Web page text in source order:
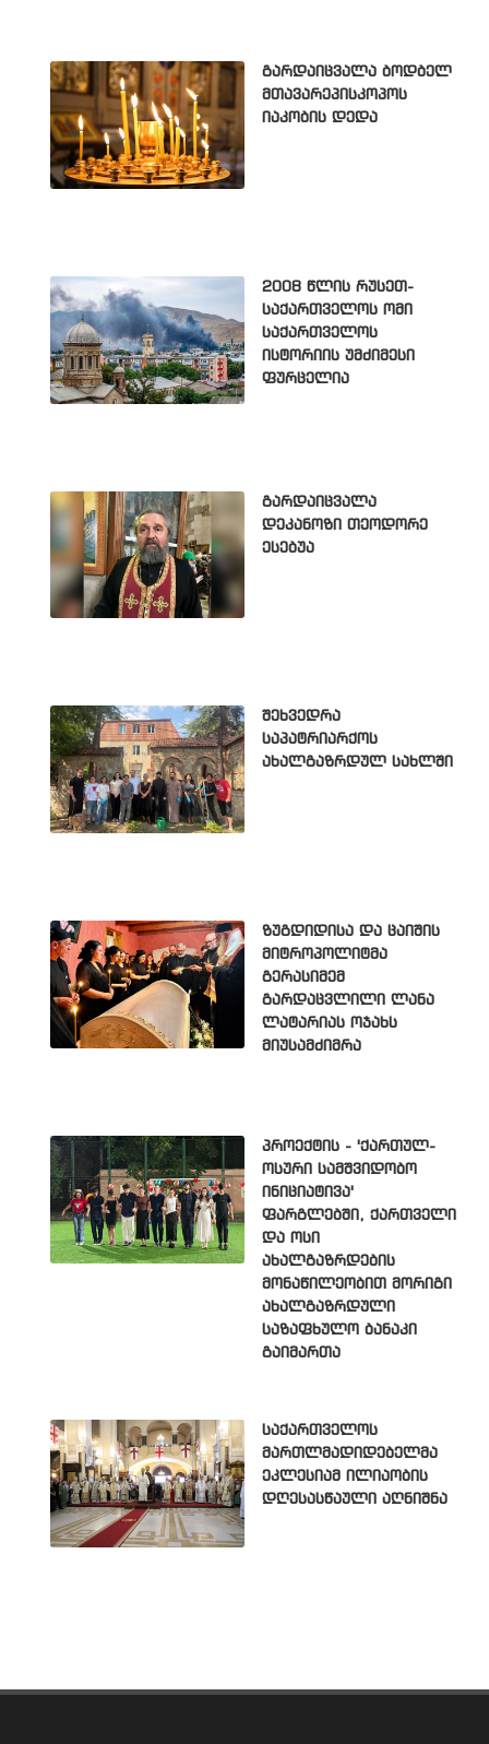
გარდაიცვალა ბოდბელ
მთავარეპისკოპოს
იაკობის დედა
2008 წლის რუსეთ-
საქართველოს ომი
საქართველოს
ისტორიის უმძიმესი
ფურცელია
გარდაიცვალა
დეკანოზი თეოდორე
ესებუა
შეხვედრა
საპატრიარქოს
ახალგაზრდულ სახლში
ზუგდიდისა და ცაიშის
მიტროპოლიტმა
გერასიმემ
გარდაცვლილი ლანა
ლატარიას ოჯახს
მიუსამძიმრა
პროექტის - 'ქართულ-
ოსური სამშვიდობო
ინიციატივა'
ფარგლებში, ქართველი
და ოსი
ახალგაზრდების
მონაწილეობით მორიგი
ახალგაზრდული
საზაფხულო ბანაკი
გაიმართა
საქართველოს
მართლმადიდებელმა
ეკლესიამ ილიაობის
დღესასწაული აღნიშნა